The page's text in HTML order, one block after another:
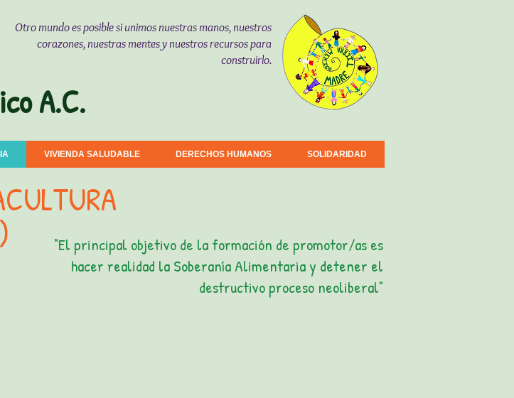
Otro mundo es posible si unimos nuestras manos, nuestros
corazones, nuestras mentes y nuestros recursos para
construirlo.
A.C.
VIVIENDA SALUDABLE DERECHOS HUMANOS SOLIDARIDAD
"El principal objetivo de la formación de promotor/as es
hacer realidad la Soberanía Alimentaria y detener el
destructivo proceso neoliberal"